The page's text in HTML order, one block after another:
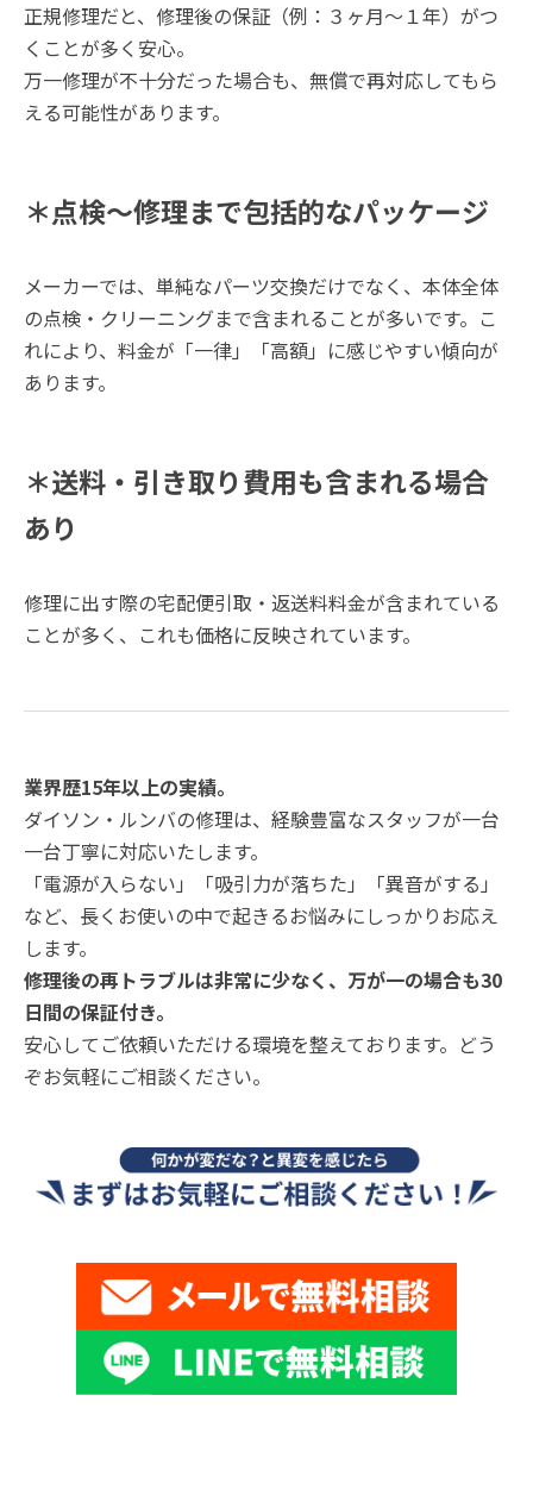
正規修理だと、修理後の保証（例：３ヶ月～１年）がつ
くことが多く安心。
万一修理が不十分だった場合も、無償で再対応してもら
える可能性があります。
＊点検～修理まで包括的なパッケージ
メーカーでは、単純なパーツ交換だけでなく、本体全体
の点検・クリーニングまで含まれることが多いです。こ
れにより、料金が「一律」「高額」に感じやすい傾向が
あります。
＊送料・引き取り費用も含まれる場合
あり
修理に出す際の宅配便引取・返送料料金が含まれている
ことが多く、これも価格に反映されています。
業界歴15年以上の実績。
ダイソン・ルンバの修理は、経験豊富なスタッフが一台
一台丁寧に対応いたします。
「電源が入らない」「吸引力が落ちた」「異音がする」
など、長くお使いの中で起きるお悩みにしっかりお応え
します。
修理後の再トラブルは非常に少なく、万が一の場合も30
日間の保証付き。
安心してご依頼いただける環境を整えております。どう
ぞお気軽にご相談ください。